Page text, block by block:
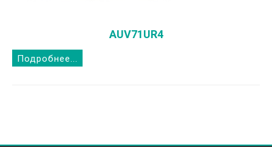
AUV71UR4
Подробнее...